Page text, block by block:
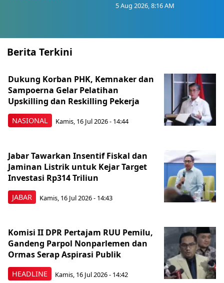
5 Aug 2026, 8:16 AM
Berita Terkini
NASIONAL
Dukung Korban PHK, Kemnaker dan
Sampoerna Gelar Pelatihan
Upskilling dan Reskilling Pekerja
Kamis, 16 Jul 2026 - 14:44
JABAR
Jabar Tawarkan Insentif Fiskal dan
Jaminan Listrik untuk Kejar Target
Investasi Rp314 Triliun
Kamis, 16 Jul 2026 - 14:43
HEADLINE
Komisi II DPR Pertajam RUU Pemilu,
Gandeng Parpol Nonparlemen dan
Ormas Serap Aspirasi Publik
Kamis, 16 Jul 2026 - 14:42